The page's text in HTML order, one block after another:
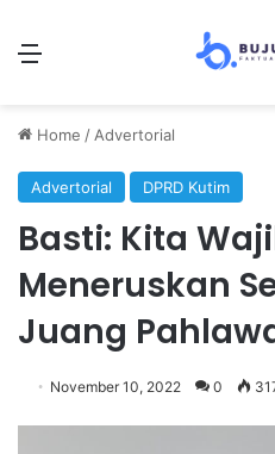
Home / Advertorial
Advertorial DPRD Kutim
Basti: Kita
Meneruskan
Juang
November 10, 2022 0